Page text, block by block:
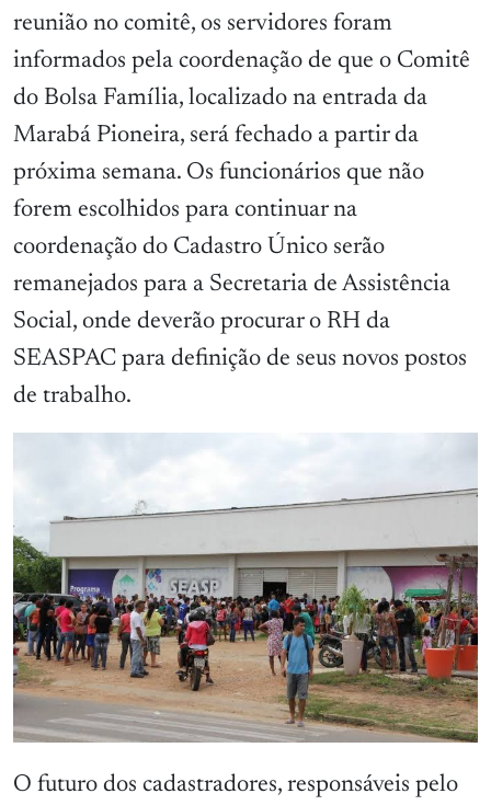
reunião no comitê, os servidores foram
informados pela coordenação de que o Comitê
do Bolsa Família, localizado na entrada da
Marabá Pioneira, será fechado a partir da
próxima semana. Os funcionários que não
forem escolhidos para continuar na
coordenação do Cadastro Único serão
remanejados para a Secretaria de Assistência
Social, onde deverão procurar o RH da
SEASPAC para definição de seus novos postos
de trabalho.
O futuro dos cadastradores, responsáveis pelo